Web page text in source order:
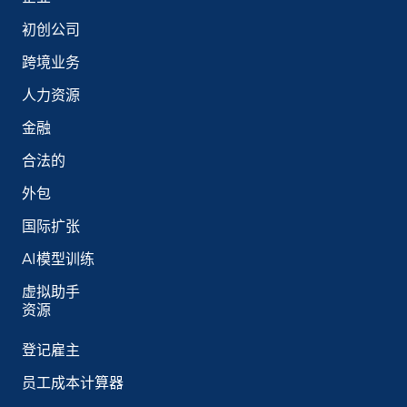
初创公司
跨境业务
人力资源
金融
合法的
外包
国际扩张
AI模型训练
虚拟助手
资源
登记雇主
员工成本计算器